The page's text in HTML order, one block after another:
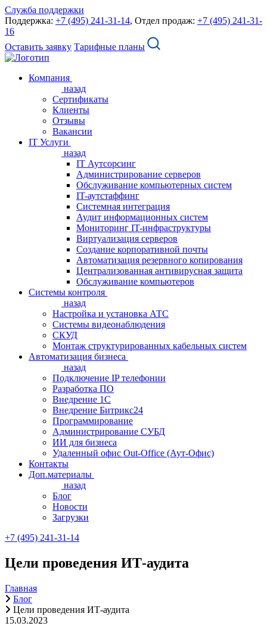
Служба поддержки
Поддержка: +7 (495) 241-31-14, Отдел продаж: +7 (495) 241-31-
16
Оставить заявку Тарифные планы
Компания
назад
Сертификаты
Клиенты
Отзывы
Вакансии
IT Услуги
назад
IT Аутсорсинг
Администрирование серверов
Обслуживание компьютерных систем
IT-аутстаффинг
Системная интеграция
Аудит информационных систем
Мониторинг IT-инфраструктуры
Виртуализация серверов
Создание корпоративной почты
Автоматизация резервного копирования
Централизованная антивирусная защита
Обслуживание компьютеров
Системы контроля
назад
Настройка и установка АТС
Системы видеонаблюдения
СКУД
Монтаж структурированных кабельных систем
Автоматизация бизнеса
назад
Подключение IP телефонии
Разработка ПО
Внедрение 1С
Внедрение Битрикс24
Программирование
Администрирование СУБД
ИИ для бизнеса
Удаленный офис Out-Office (Аут-Офис)
Контакты
Доп.материалы
назад
Блог
Новости
Загрузки
+7 (495) 241-31-14
Цели проведения ИТ-аудита
Главная
Блог
Цели проведения ИТ-аудита
15.03.2023